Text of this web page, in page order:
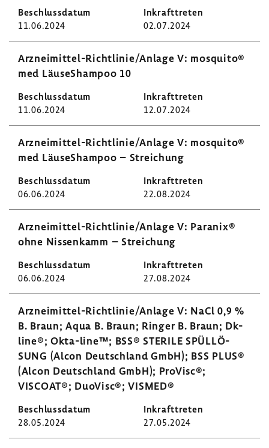
11.06.2024 02.07.2024
Arzneimittel-​Richtlinie/Anlage V: mosquito®
med LäuseS­hampoo 10
11.06.2024 12.07.2024
Arzneimittel-​Richtlinie/Anlage V: mosquito®
med LäuseS­hampoo – Strei­chung
06.06.2024 22.08.2024
Arzneimittel-​Richtlinie/Anlage V: Paranix®
ohne Nissen­kamm – Strei­chung
06.06.2024 27.08.2024
Arzneimittel-​Richtlinie/Anlage V: NaCl 0,9 %
B. Braun; Aqua B. Braun; Ringer B. Braun; Dk-
line®; Okta-​line™; BSS® STERILE SPÜL­LÖ­
SUNG (Alcon Deutsch­land GmbH); BSS PLUS®
(Alcon Deutsch­land GmbH); ProVisc®;
VISCOAT®; DuoVisc®; VISMED®
28.05.2024 27.05.2024